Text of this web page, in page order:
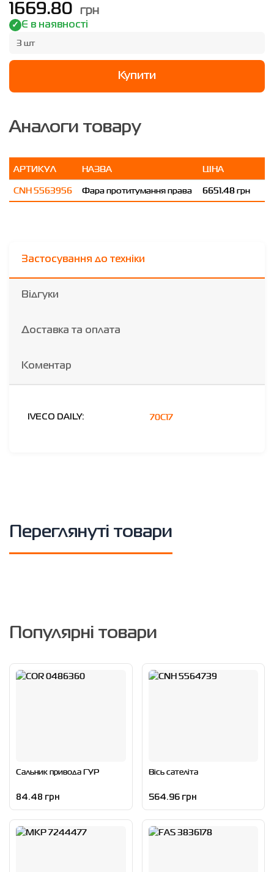
1669.80 грн
Є в наявності
3 шт
Купити
Аналоги товару
АРТИКУЛ НАЗВА
ЦІНА
CNH 5563956
Фара протитумання права 6651.48 грн
Застосування до техніки
Відгуки
Доставка та оплата
Коментар
IVECO DAILY: 70C17
Переглянуті товари
Популярні товари
Сальник привода ГУР
84.48 грн
Вісь сателіта
564.96 грн